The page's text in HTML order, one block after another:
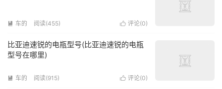
 车的 阅读(455)  评论(0)
比亚迪速锐的电瓶型号(比亚迪速锐的电瓶
型号在哪里)
 车的 阅读(915)  评论(0)